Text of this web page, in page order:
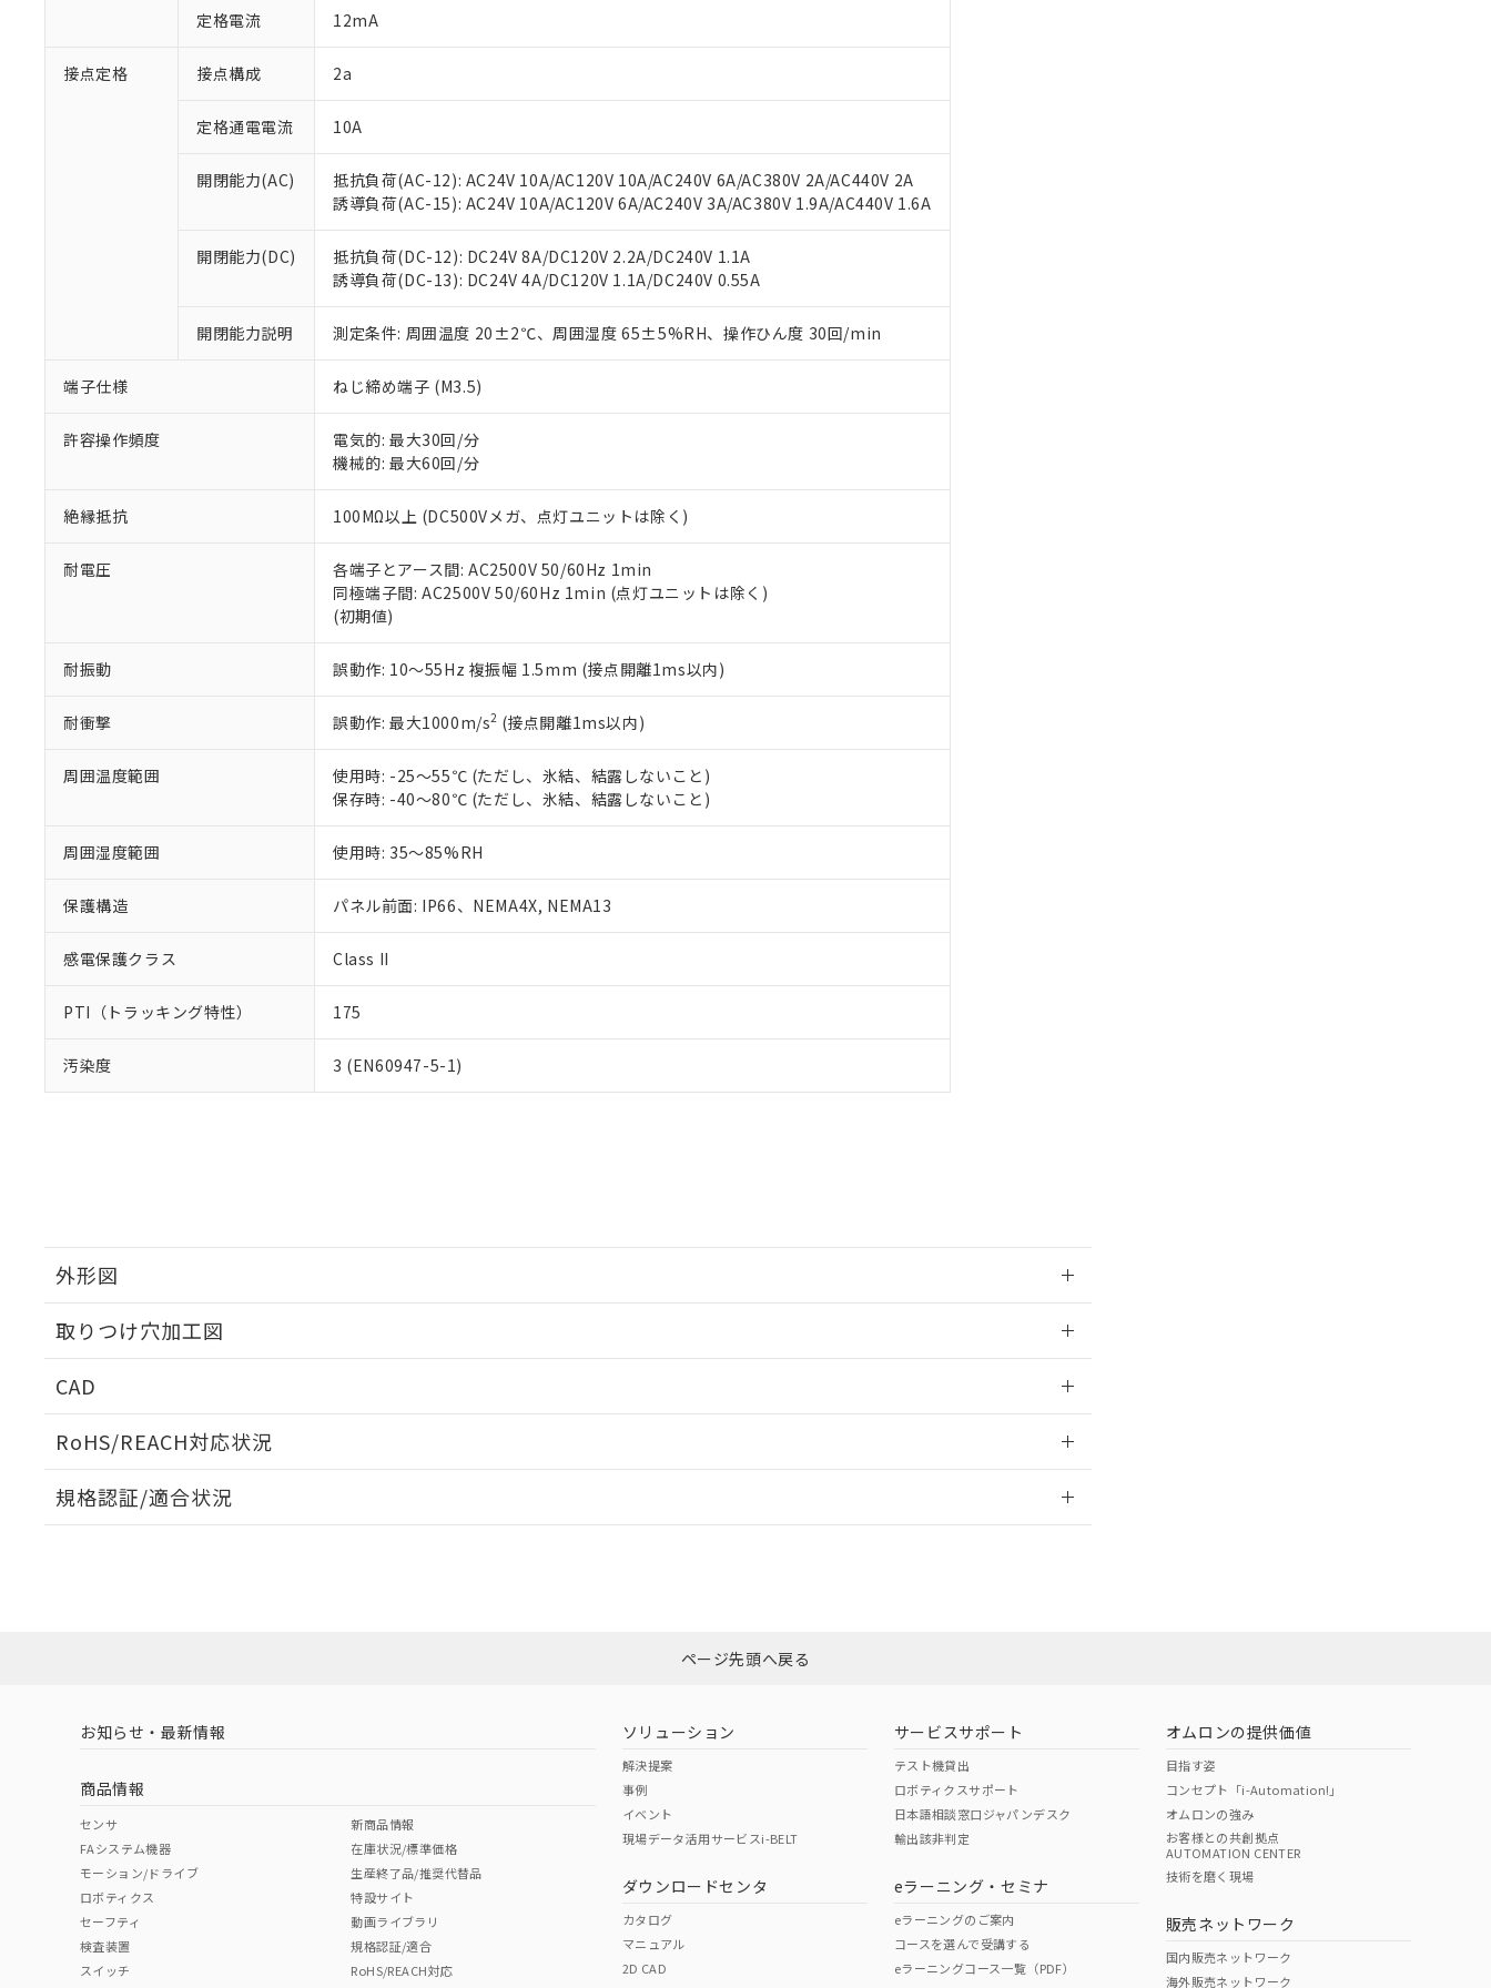
定格電流 12mA
接点定格 接点構成 2a
定格通電電流 10A
開閉能力(AC)
抵抗負荷(AC-12): AC24V 10A/AC120V 10A/AC240V 6A/AC380V 2A/AC440V 2A
誘導負荷(AC-15): AC24V 10A/AC120V 6A/AC240V 3A/AC380V 1.9A/AC440V 1.6A
開閉能力(DC)
抵抗負荷(DC-12): DC24V 8A/DC120V 2.2A/DC240V 1.1A
誘導負荷(DC-13): DC24V 4A/DC120V 1.1A/DC240V 0.55A
開閉能力説明 測定条件: 周囲温度 20±2℃、周囲湿度 65±5%RH、操作ひん度 30回/min
端子仕様 ねじ締め端子 (M3.5)
許容操作頻度
電気的: 最大30回/分
機械的: 最大60回/分
絶縁抵抗 100MΩ以上 (DC500Vメガ、点灯ユニットは除く)
耐電圧
各端子とアース間: AC2500V 50/60Hz 1min
同極端子間: AC2500V 50/60Hz 1min (点灯ユニットは除く)
(初期値)
耐振動 誤動作: 10～55Hz 複振幅 1.5mm (接点開離1ms以内)
耐衝撃 誤動作: 最大1000m/s2 (接点開離1ms以内)
周囲温度範囲
使用時: -25～55℃ (ただし、氷結、結露しないこと)
保存時: -40～80℃ (ただし、氷結、結露しないこと)
周囲湿度範囲 使用時: 35～85%RH
保護構造 パネル前面: IP66、NEMA4X, NEMA13
感電保護クラス Class II
PTI（トラッキング特性） 175
汚染度 3 (EN60947-5-1)
外形図
取りつけ穴加工図
CAD
RoHS/REACH対応状況
EU RoHS 注意事項・凡例
ダウンロードはこちら
中国 RoHS 注意事項・凡例
中国 RoHS表
Pb Hg Cr(VI)
O O
規格認証/適合状況
（イギリス
（ノルウェー
（日本
（アメリカ
この製品の規格認証/適合状況ページへ
その他の認証はこちらのページからご検索ください
い。
正式な納期状況および標準価格はお客様のお取引先、またはお客様担当のオムロン制御機器販売店・
当社販売員にご相談ください。
オムロン制御機器販売店や当社販売拠点は「販売ネットワーク
」をご確認ください。
在庫状況および標準価格結果を当社の事前の承諾なく第三者に漏洩または開示しないようお願いしま
す。
マイパーツ機能（部品リスト作成サービス）をご利用いただくには、I-Webメンバーズにご登録され
お客様が当ウェブサイト上で当社にご登録された部品リストについて、当社および当社の共同利用者
が、当社の製品・サービスに関するお客様との取引・商談に必要な範囲で利用することをご了承くだ
さい。
※当社の共同利用者とは、"個人情報の共同利用に関して"
の「1.共同利用者の範囲」に記載されて
いる法人を指します。
但し、RoHS指令で産業用監視および制御機器に対する適用除外項目は除く。
※2 対応予定月
部品在庫の切り替え状況などにより、予定月が前後することがあります。
※3 非含有証明書ダウンロード
下記の非含有証明書をダウンロードすることができます。
EU RoHS指令（10物質）の非含有証明書
51物質の非含有証明書（当社基準）
※本証明書は発行日時点で非含有を証明するもので、過去に遡って非含有を証明するものではありません。
また、RoHS指令のフタル酸エステル類４物質の対応では、対応完了までの期間は出荷製品に未対応品が
混在することから備考欄に対応日を記載しておりました。
り割愛しております。
「○」：最大均質材料含有率が中国RoHSの基準値以下であることを示します。
「×」：最大均質材料含有率が中国RoHSの基準値を超えていることを示します。
*中国RoHS10物質の基準値 (GB/T26572)：
Pb(鉛) :1000ppm、 Hg(水銀) : 1000ppm、 Cd(カドミウム) : 100ppm、
Cr(Ⅵ)(六価クロム) : 1000ppm、 PBBs(ポリ臭化ビフェニル類) : 1000ppm、 PBDEs(ポリ臭化ジフェニルエーテル類) : 1000ppm、
DBP(フタル酸ジブチル) : 1000ppm、 DIBP(フタル酸ジイソブチル) : 1000ppm、 BBP(フタル酸ブチルベンジル) : 1000ppm、
DEHP(フタル酸ビス(2-エチルヘキシル)) : 1000ppm
※2 環境保護使用期限
「ｅ」：有害物質（10物質）のすべてが基準値以下であることを示します。
「10」：通常の使用状況下において有害物質が外部に漏えいし、環境に深刻な影響を及ぼさない年数を意
味します。
当社は、これら貴社製品のうち、外国為替および外国貿易法に定める商品（以下｢規制貨物等」とい
当社は貴社製品を、核兵器、ミサイル、化学兵器、生物兵器またはその他武器並びにこれらの製造装
置等に一切使用いたしません。
当社は、貴社製品を第三者に販売する場合は、上記1、2および3の内容を当該第三者に通知します。
また当社は、販売先および販売に係わる関係者が違法に輸出するおそれがある場合は、取り引きをい
たしません。
号
○ 一定数以上の在庫あり
△ 一定数には満たないが在庫あり
－
在庫なし(最新の在庫状況については、お客様のお取引先、またはお客様担当のオムロン制御
機器販売店・当社販売員にご確認ください)
空
白
受注生産機種、また在庫状況の情報を公開していない機種
ページ先頭へ戻る
お知らせ・最新情報
商品情報
センサ
FAシステム機器
モーション/ドライブ
ロボティクス
セーフティ
検査装置
スイッチ
新商品情報
在庫状況/標準価格
生産終了品/推奨代替品
特設サイト
動画ライブラリ
規格認証/適合
RoHS/REACH対応
ソリューション
解決提案
事例
イベント
現場データ活用サービスi-BELT
ダウンロードセンタ
カタログ
マニュアル
2D CAD
サービスサポート
テスト機貸出
ロボティクスサポート
日本語相談窓口ジャパンデスク
輸出該非判定
eラーニング・セミナ
eラーニングのご案内
コースを選んで受講する
eラーニングコース一覧（PDF）
オムロンの提供価値
目指す姿
コンセプト「i-Automation!」
オムロンの強み
お客様との共創拠点
AUTOMATION CENTER
技術を磨く現場
販売ネットワーク
国内販売ネットワーク
海外販売ネットワーク